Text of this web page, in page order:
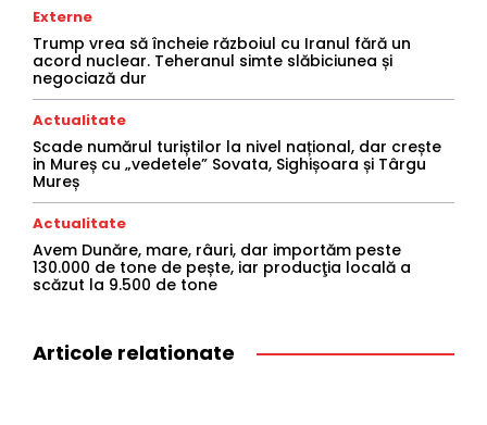
Externe
Trump vrea să încheie războiul cu Iranul fără un
acord nuclear. Teheranul simte slăbiciunea și
negociază dur
Actualitate
Scade numărul turiștilor la nivel național, dar crește
in Mureș cu „vedetele” Sovata, Sighișoara și Târgu
Mureș
Actualitate
Avem Dunăre, mare, râuri, dar importăm peste
130.000 de tone de pește, iar producţia locală a
scăzut la 9.500 de tone
Articole relationate